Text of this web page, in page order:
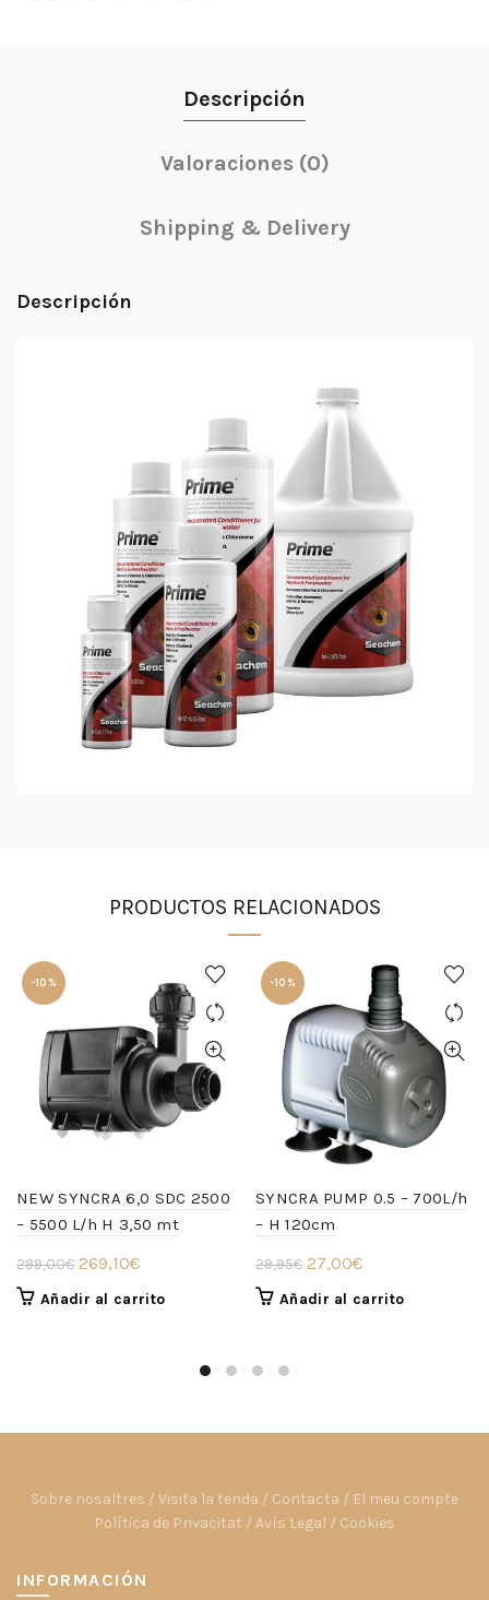
Descripción
Valoraciones (0)
Shipping & Delivery
Descripción
PRODUCTOS RELACIONADOS
-10%
NEW SYNCRA 6,0 SDC 2500
– 5500 L/h H 3,50 mt
299,00€ El
precio
269,10€
precio
269,10€.
Añadir al carrito
-10%
SYNCRA PUMP 0.5 – 700L/h
– H 120cm
29,95€ El
precio
27,00€
precio
Añadir al carrito
Sobre nosaltres / Visita la tenda / Contacta / El meu compte
Política de Privacitat / Avís Legal / Cookies
INFORMACIÓN